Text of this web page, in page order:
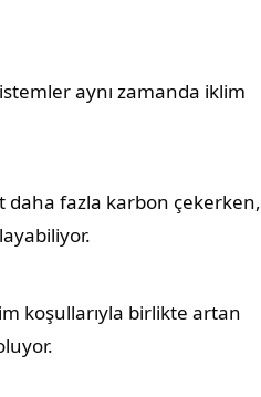
aynı zamanda iklim
daha fazla karbon çekerken,
koşullarıyla birlikte artan